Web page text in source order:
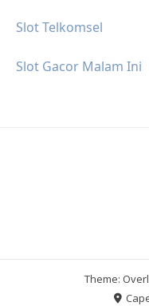
Slot Telkomsel
Slot Gacor Malam Ini
Theme: